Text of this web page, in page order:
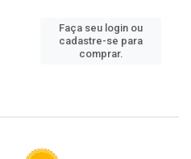
Faça seu login ou
cadastre-se para
comprar.